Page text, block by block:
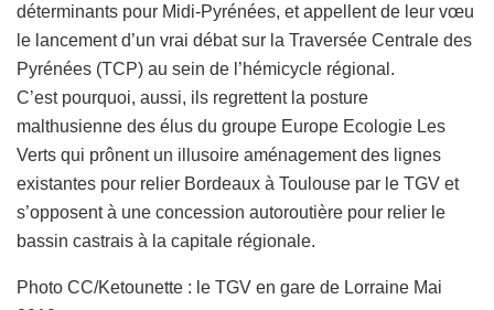
déterminants pour Midi-Pyrénées, et appellent de leur vœu
le lancement d’un vrai débat sur la Traversée Centrale des
Pyrénées (TCP) au sein de l’hémicycle régional.
C’est pourquoi, aussi, ils regrettent la posture
malthusienne des élus du groupe Europe Ecologie Les
Verts qui prônent un illusoire aménagement des lignes
existantes pour relier Bordeaux à Toulouse par le TGV et
s’opposent à une concession autoroutière pour relier le
bassin castrais à la capitale régionale.
Photo CC/Ketounette : le TGV en gare de Lorraine Mai